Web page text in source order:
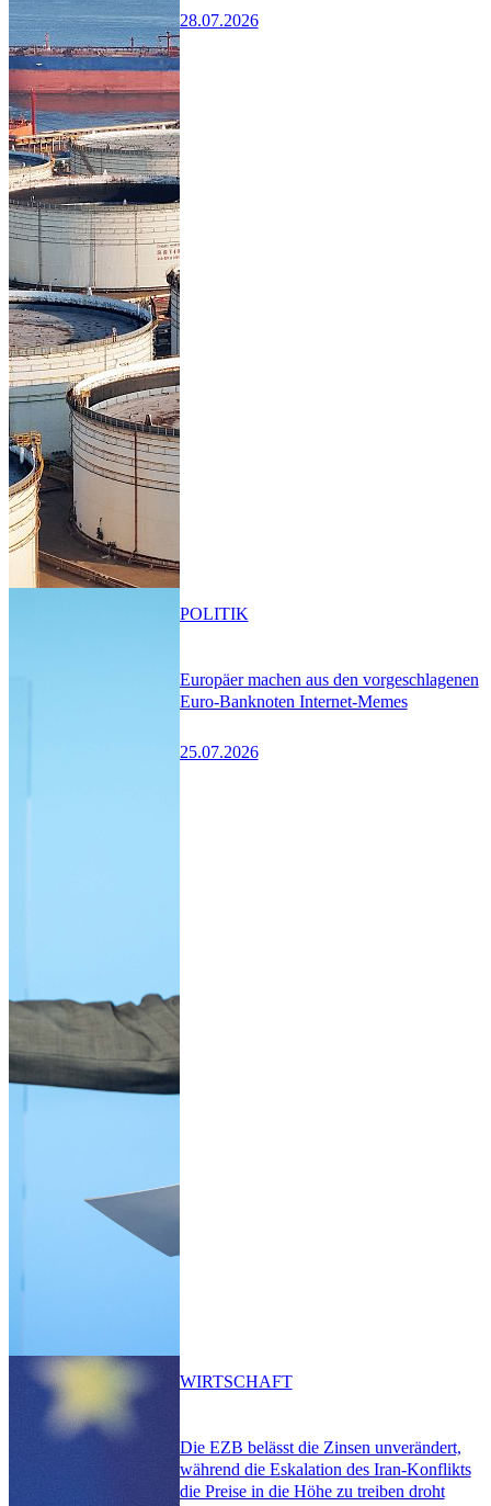
28.07.2026
Europäer machen aus den vorgeschlagenen
Euro-Banknoten Internet-Memes
25.07.2026
POLITIK
Die EZB belässt die Zinsen unverändert,
während die Eskalation des Iran-Konflikts
die Preise in die Höhe zu treiben droht
WIRTSCHAFT